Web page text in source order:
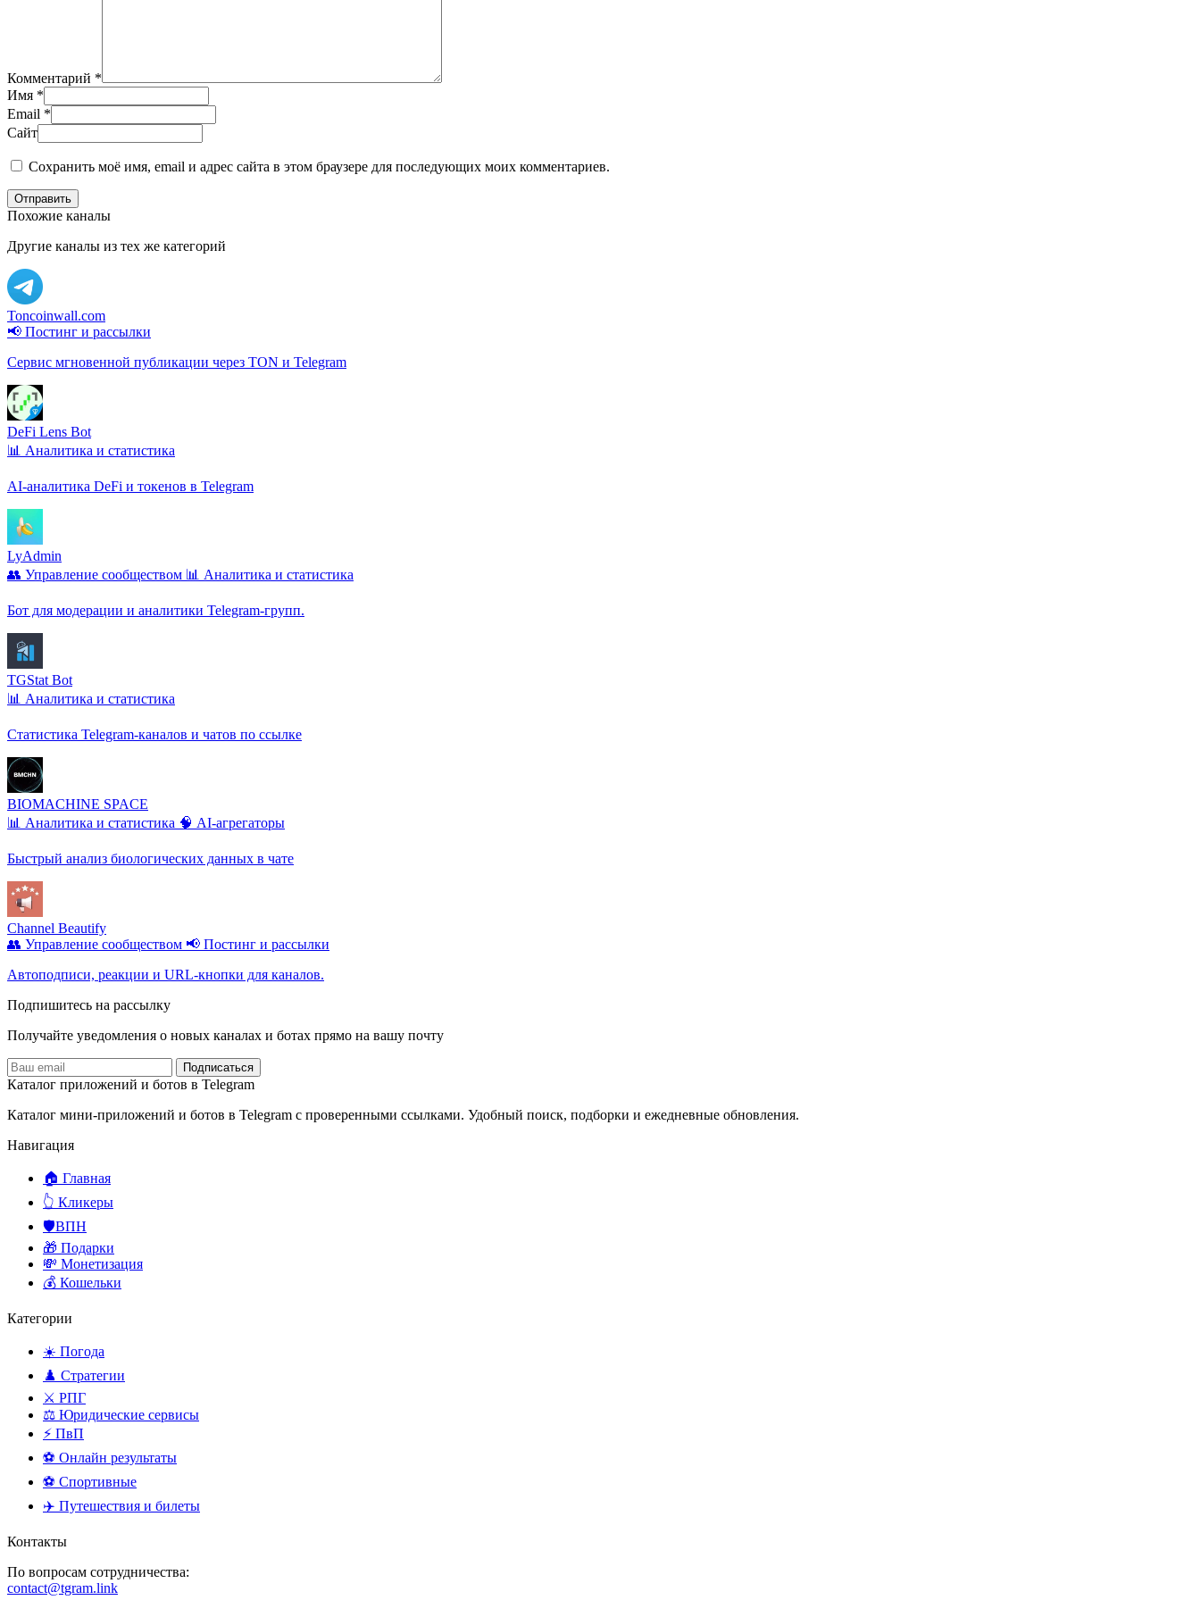
Комментарий *
Имя *
Email *
Сайт
Сохранить моё имя, email и адрес сайта в этом браузере для последующих моих комментариев.
Отправить
Похожие каналы
Другие каналы из тех же категорий
Toncoinwall.com
📢 Постинг и рассылки
Сервис мгновенной публикации через TON и Telegram
DeFi Lens Bot
📊 Аналитика и статистика
AI-аналитика DeFi и токенов в Telegram
LyAdmin
👥 Управление сообществом 📊 Аналитика и статистика
Бот для модерации и аналитики Telegram‑групп.
TGStat Bot
📊 Аналитика и статистика
Статистика Telegram-каналов и чатов по ссылке
BIOMACHINE SPACE
📊 Аналитика и статистика 🧠 AI-агрегаторы
Быстрый анализ биологических данных в чате
Channel Beautify
👥 Управление сообществом 📢 Постинг и рассылки
Автоподписи, реакции и URL-кнопки для каналов.
Подпишитесь на рассылку
Получайте уведомления о новых каналах и ботаx прямо на вашу почту
Подписаться
Каталог приложений и ботов в Telegram
Каталог мини-приложений и ботов в Telegram с проверенными ссылками. Удобный поиск, подборки и ежедневные обновления.
Навигация
🏠 Главная
👆 Кликеры
🛡️ВПН
🎁 Подарки
💸 Монетизация
💰 Кошельки
Категории
☀️ Погода
♟️ Стратегии
⚔️ РПГ
⚖️ Юридические сервисы
⚡ ПвП
⚽ Онлайн результаты
⚽ Спортивные
✈️ Путешествия и билеты
Контакты
По вопросам сотрудничества:
contact@tgram.link